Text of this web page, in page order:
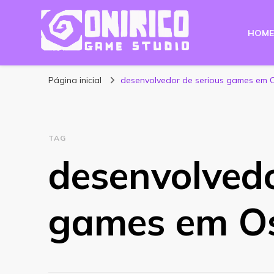
Blog Onirico
HOME
Página inicial desenvolvedor de serious games em
TAG
games em